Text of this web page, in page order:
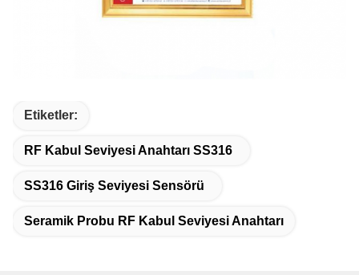
Etiketler:
RF Kabul Seviyesi Anahtarı SS316
SS316 Giriş Seviyesi Sensörü
Seramik Probu RF Kabul Seviyesi Anahtarı